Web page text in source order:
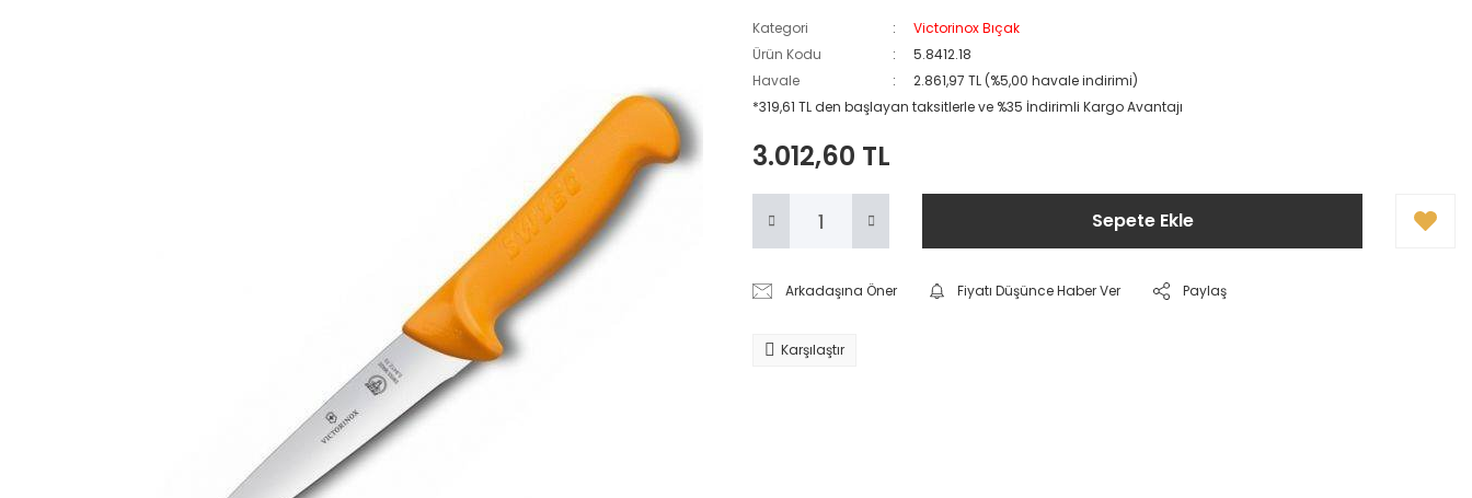
Kategori
Victorinox Bıçak
Ürün Kodu
5.8412.18
Havale
2.861,97 TL (%5,00 havale indirimi)
*319,61 TL den başlayan taksitlerle ve %35 İndirimli Kargo Avantajı
3.012,60 TL
Sepete Ekle
Arkadaşına Öner Fiyatı Düşünce Haber Ver Paylaş
Karşılaştır